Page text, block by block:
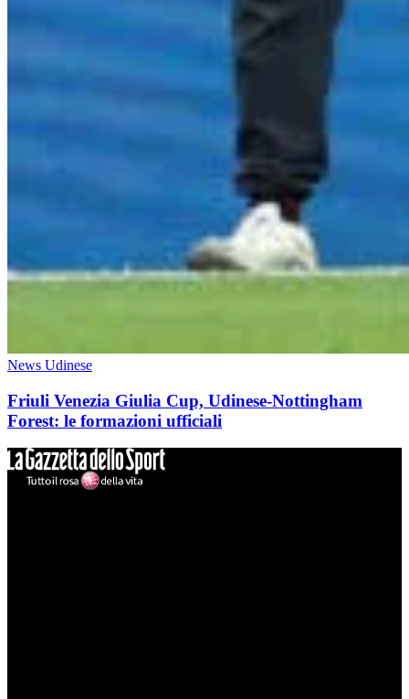
News Udinese
Friuli Venezia Giulia Cup, Udinese-Nottingham
Forest: le formazioni ufficiali